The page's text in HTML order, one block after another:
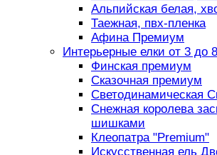
Альпийская белая,
Таежная, пвх-пленка
Афина Премиум
Интерьерные елки от 3 до
Финская премиум
Сказочная премиум
Светодинамическая
Снежная королева
шишками
Клеопатра "Premium"
Искусственная ель